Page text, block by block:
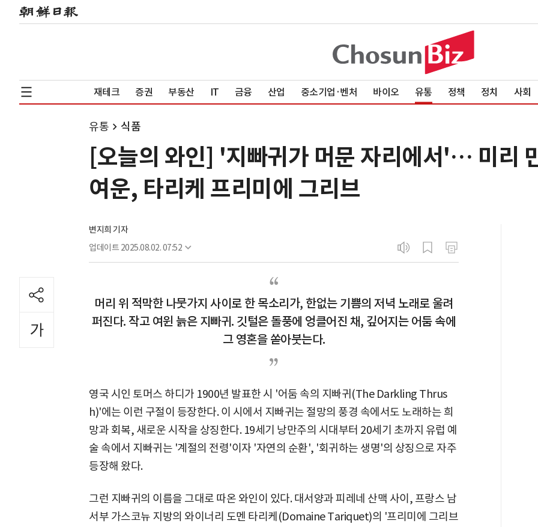
재테크 증권 부동산 IT 금융 산업 중소기업·벤처 바이오 유통 정책 정치 사회
유통 식품
[오늘의 와인] '지빠귀가 머문 자리에서'… 미리
여운, 타리케 프리미에 그리브
변지희 기자
업데이트 2025.08.02. 07:52
머리 위 적막한 나뭇가지 사이로 한 목소리가, 한없는 기쁨의 저녁 노래로 울려
퍼진다. 작고 여윈 늙은 지빠귀. 깃털은 돌풍에 엉클어진 채, 깊어지는 어둠 속에
그 영혼을 쏟아붓는다.
영국 시인 토머스 하디가 1900년 발표한 시 '어둠 속의 지빠귀(The Darkling Thrus
h)'에는 이런 구절이 등장한다. 이 시에서 지빠귀는 절망의 풍경 속에서도 노래하는 희
망과 회복, 새로운 시작을 상징한다. 19세기 낭만주의 시대부터 20세기 초까지 유럽 예
술 속에서 지빠귀는 '계절의 전령'이자 '자연의 순환', '회귀하는 생명'의 상징으로 자주
등장해 왔다.
그런 지빠귀의 이름을 그대로 따온 와인이 있다. 대서양과 피레네 산맥 사이, 프랑스 남
서부 가스코뉴 지방의 와이너리 도멘 타리케(Domaine Tariquet)의 '프리미에 그리브